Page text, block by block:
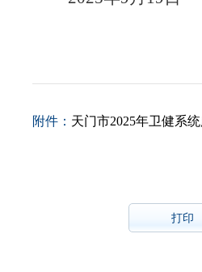
附件： 天门市2025年卫健系
打印